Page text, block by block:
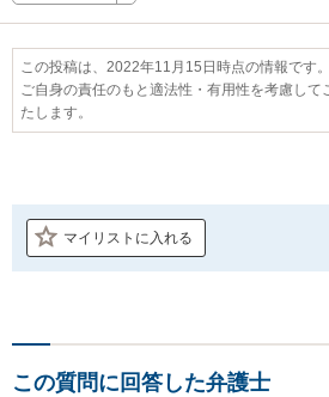
この投稿は、2022年11月15日時点の情報です。
ご自身の責任のもと適法性・有用性を考慮し
たします。
マイリストに入れる
この質問に回答した弁護士